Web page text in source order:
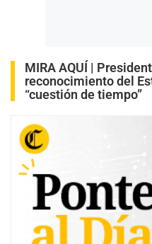
MIRA AQUÍ |
reconocimiento del
“cuestión de tiempo”